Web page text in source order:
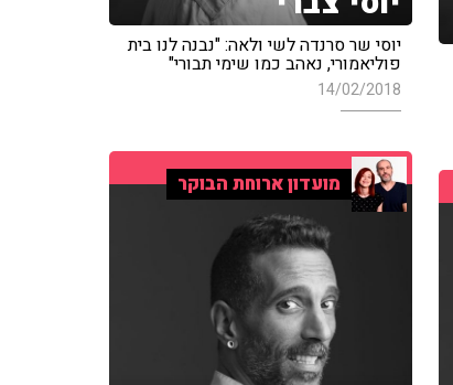
יוסי שר סרנדה לשי ולאה: "נבנה לנו בית
פוליאמורי, נאהב כמו שימי תבורי"
14/02/2018
מועדון ארוחת הבוקר